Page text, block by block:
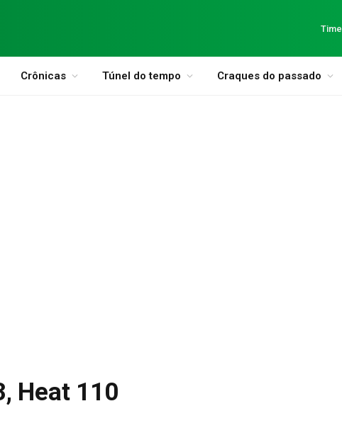
Time
Crônicas Túnel do tempo Craques do passado
Heat 110